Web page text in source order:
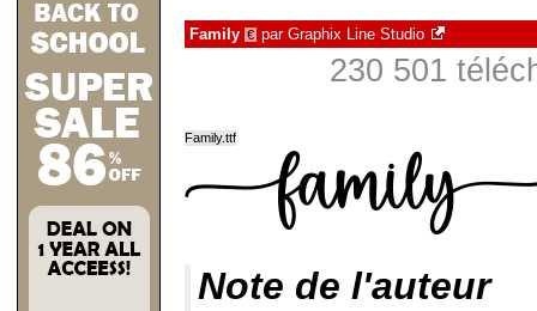
Family € par Graphix Line Studio
230 501
Family.ttf
Note de l'auteur